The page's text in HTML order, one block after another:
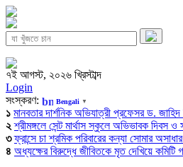
৭ই আগস্ট, ২০২৬ খ্রিস্টাব্দ
Login
সংস্করণ:
Bengali ▼
১ মানবতার দার্শনিক অভিযাত্রী প্রফেসর ড. জাহিদ
২ শ্রীমঙ্গলে সেন্ট মার্থাস স্কুলে অভিভাবক দিবস
৩ ফ্রান্সে চা শ্রমিক পরিবারের কন্যা সোমার
৪ অধ্যক্ষের বিরুদ্ধে জীবিতকে মৃত দেখিয়ে